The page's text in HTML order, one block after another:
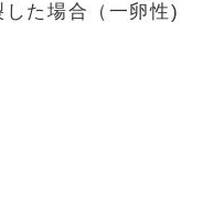
た場合（一卵性)